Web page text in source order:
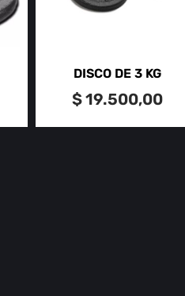
DISCO DE 3 KG
$19.500,00